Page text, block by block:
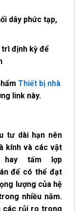
dây phức tạp,
trì định kỳ để
Thiết bị nhà
link này.
tư dài hạn nên
kính và các vật
hay tấm lợp
để có thể đạt
lượng của hệ
nhiều năm.
các rủi ro trong